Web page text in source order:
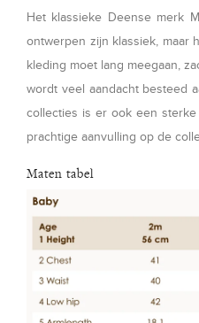
Het klassieke Deense merk
ontwerpen zijn klassiek, maar
kleding moet lang meegaan,
wordt veel aandacht besteed
collecties is er ook een
prachtige aanvulling op de
Maten tabel